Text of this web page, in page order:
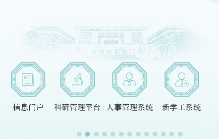
信息门户
科研管理平台 人事管理系统 新学工系统 EDU信箱